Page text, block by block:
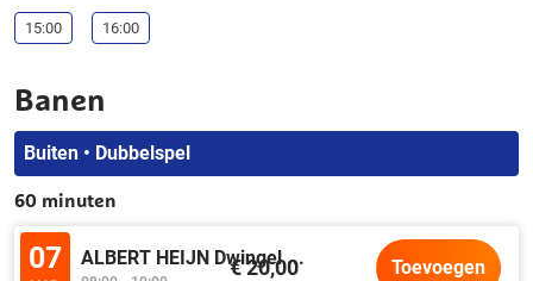
15:00 16:00
Banen
Buiten • Dubbelspel
60 minuten
07 ALBERT HEIJN Dwingel...
€ 20,00 Toevoegen